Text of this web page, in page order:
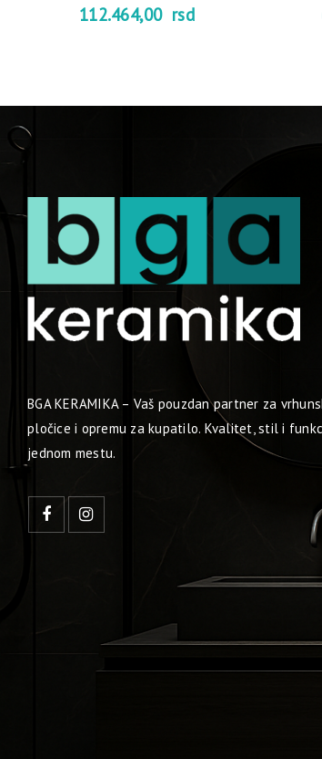
112.464,00 rsd
BGA KERAMIKA – Vaš pouzdan partner za
pločice i opremu za kupatilo. Kvalitet, stil i
jednom mestu.